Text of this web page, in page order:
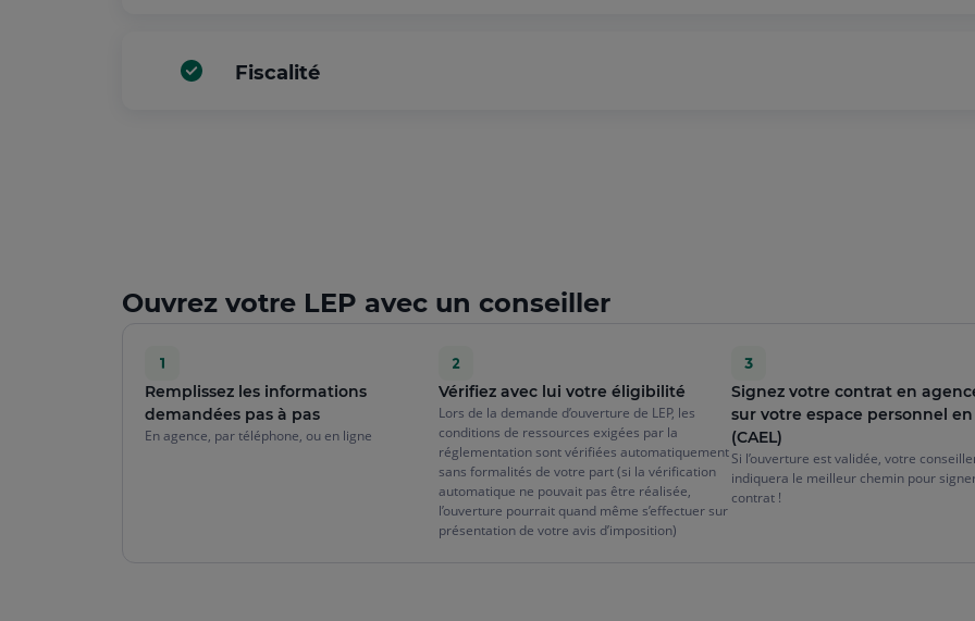
Fiscalité
Ouvrez votre LEP avec un conseiller
Remplissez les informations
demandées pas à pas
En agence, par téléphone, ou en ligne
Vérifiez avec lui votre éligibilité
Lors de la demande d’ouverture de LEP, les
conditions de ressources exigées par la
réglementation sont vérifiées automatiquement
sans formalités de votre part (si la vérification
automatique ne pouvait pas être réalisée,
l’ouverture pourrait quand même s’effectuer sur
présentation de votre avis d’imposition)
Signez votre contrat en
sur votre espace personnel
(CAEL)
Si l’ouverture est validée, votre
indiquera le meilleur chemin pour
contrat !